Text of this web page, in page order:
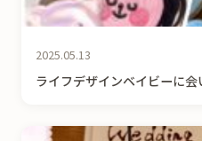
2025.05.13
ライフデザインベイビーに